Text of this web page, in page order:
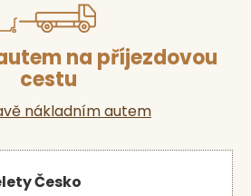
na příjezdovou
cestu
nákladním autem
Česko